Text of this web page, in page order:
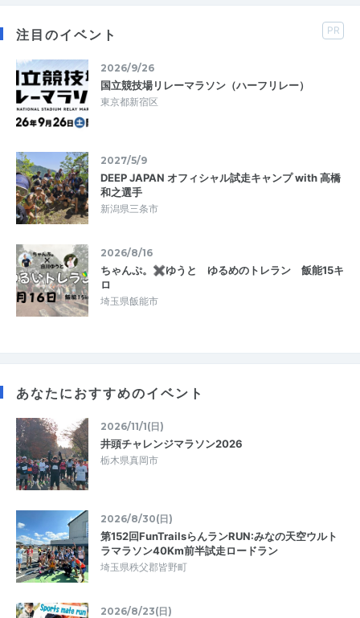
注目のイベント PR
2026/9/26
国立競技場リレーマラソン（ハーフリレー）
東京都新宿区
2027/5/9
DEEP JAPAN オフィシャル試走キャンプ with 高橋
和之選手
新潟県三条市
2026/8/16
ちゃんぷ。✖ゆうと ゆるめのトレラン 飯能15キ
ロ
埼玉県飯能市
あなたにおすすめのイベント
2026/11/1(日)
井頭チャレンジマラソン2026
栃木県真岡市
2026/8/30(日)
第152回FunTrailsらんランRUN:みなの天空ウルト
ラマラソン40Km前半試走ロードラン
埼玉県秩父郡皆野町
2026/8/23(日)